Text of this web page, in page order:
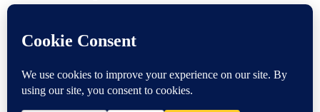
KULIAHALISLAM.COM Copyright (C) 2026